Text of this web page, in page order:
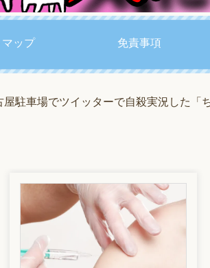
ップ 免責事項
屋駐車場でツイッターで自殺実況した「